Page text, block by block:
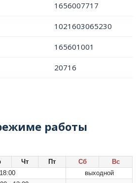
1656007717
1021603065230
165601001
20716
работы
Чт Пт Сб
Вс
выходной